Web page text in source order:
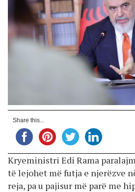
Share this...
Kryeministri Edi Rama
të lejohet më futja e njerëzve
reja, pa u pajisur më parë me